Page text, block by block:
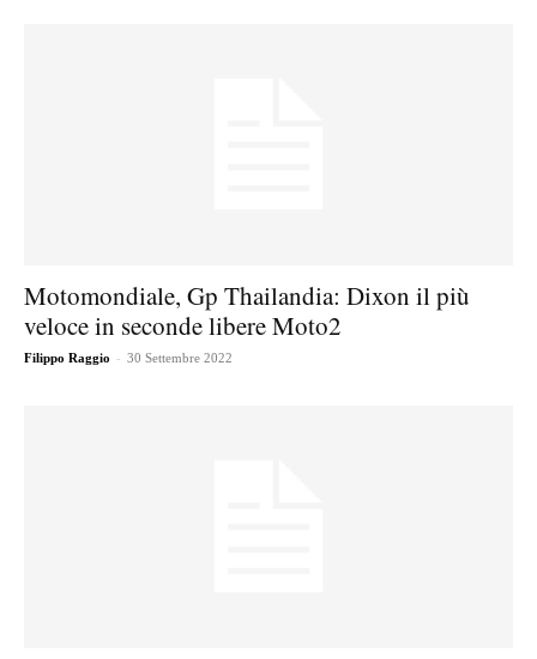
Motomondiale, Gp Thailandia: Dixon il più
veloce in seconde libere Moto2
Filippo Raggio - 30 Settembre 2022